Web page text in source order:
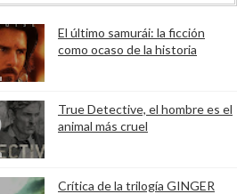
El último samurái: la ficción
como ocaso de la historia
True Detective, el hombre es el
animal más cruel
Crítica de la trilogía GINGER